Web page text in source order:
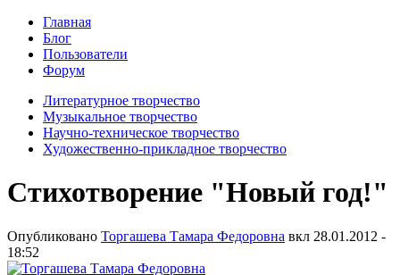
Главная
Блог
Пользователи
Форум
Литературное творчество
Музыкальное творчество
Научно-техническое творчество
Художественно-прикладное творчество
Стихотворение "Новый год!"
Опубликовано Торгашева Тамара Федоровна вкл 28.01.2012 -
18:52